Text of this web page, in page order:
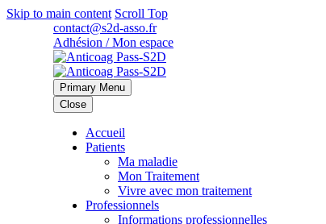
Skip to main content Scroll Top
contact@s2d-asso.fr
Adhésion / Mon espace
Primary Menu
Close
Accueil
Patients
Ma maladie
Mon Traitement
Vivre avec mon traitement
Professionnels
Informations professionnelles